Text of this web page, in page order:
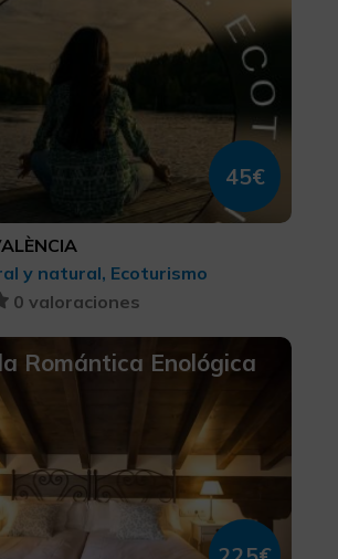
45€
y natural, Ecoturismo
0 valoraciones
Romántica Enológica